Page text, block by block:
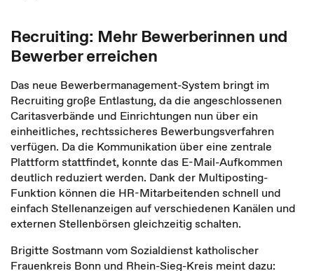
Recruiting: Mehr Bewerberinnen und
Bewerber erreichen
Das neue Bewerbermanagement-System bringt im
Recruiting große Entlastung, da die angeschlossenen
Caritasverbände und Einrichtungen nun über ein
einheitliches, rechtssicheres Bewerbungsverfahren
verfügen. Da die Kommunikation über eine zentrale
Plattform stattfindet, konnte das E-Mail-Aufkommen
deutlich reduziert werden. Dank der Multiposting-
Funktion können die HR-Mitarbeitenden schnell und
einfach Stellenanzeigen auf verschiedenen Kanälen und
externen Stellenbörsen gleichzeitig schalten.
Brigitte Sostmann vom Sozialdienst katholischer
Frauenkreis Bonn und Rhein-Sieg-Kreis meint dazu: